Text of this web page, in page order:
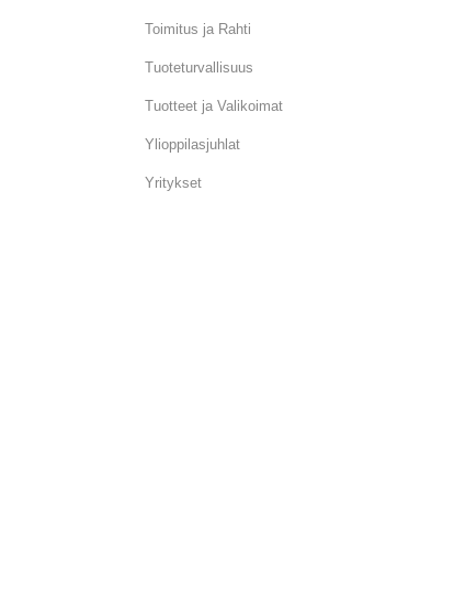
Toimitus ja Rahti
Tuoteturvallisuus
Tuotteet ja Valikoimat
Ylioppilasjuhlat
Yritykset